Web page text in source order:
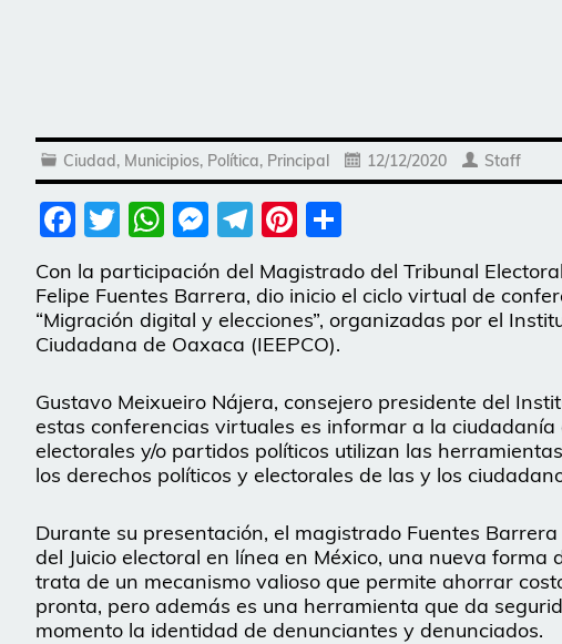
Ciudad, Municipios, Política, Principal 12/12/2020 Staff
Facebook
Twitter
WhatsApp
Messenger
Telegram
Pinterest
Con la participación del Magistrado del Tribunal
Felipe Fuentes Barrera, dio inicio el ciclo virtual de
“Migración digital y elecciones”, organizadas por el
Ciudadana de Oaxaca (IEEPCO).
Gustavo Meixueiro Nájera, consejero presidente del
estas conferencias virtuales es informar a la
electorales y/o partidos políticos utilizan las
los derechos políticos y electorales de las y los
Durante su presentación, el magistrado Fuentes
del Juicio electoral en línea en México, una nueva
trata de un mecanismo valioso que permite ahorrar
pronta, pero además es una herramienta que da
momento la identidad de denunciantes y denunciados.